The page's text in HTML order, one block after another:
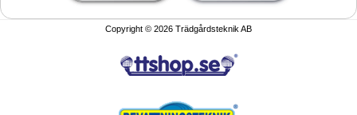
Copyright © 2026 Trädgårdsteknik AB